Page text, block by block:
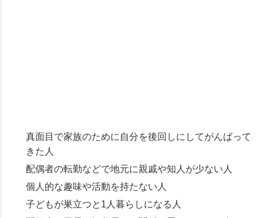
真面目で家族のために自分を後回しにしてがんばって
きた人
配偶者の転勤などで地元に親戚や知人が少ない人
個人的な趣味や活動を持たない人
子どもが巣立つと1人暮らしになる人